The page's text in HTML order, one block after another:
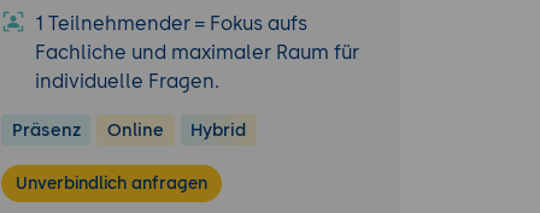
1 Teilnehmender = Fokus aufs
Fachliche und maximaler Raum für
individuelle Fragen.
Präsenz Online Hybrid
Unverbindlich anfragen